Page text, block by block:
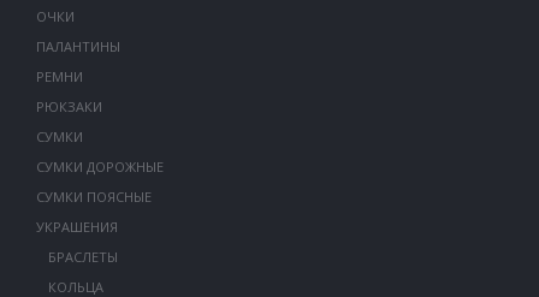
ОЧКИ
ПАЛАНТИНЫ
РЕМНИ
РЮКЗАКИ
СУМКИ
СУМКИ ДОРОЖНЫЕ
СУМКИ ПОЯСНЫЕ
УКРАШЕНИЯ
БРАСЛЕТЫ
КОЛЬЦА